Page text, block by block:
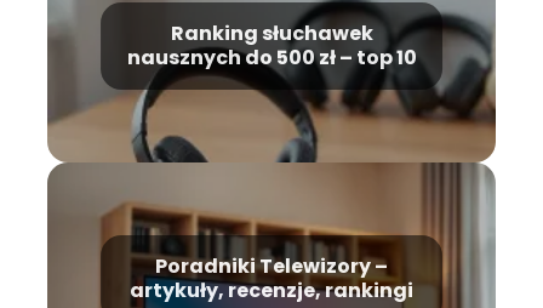
Ranking słuchawek
nausznych do 500 zł – top 10
Poradniki Telewizory –
artykuły, recenzje, rankingi